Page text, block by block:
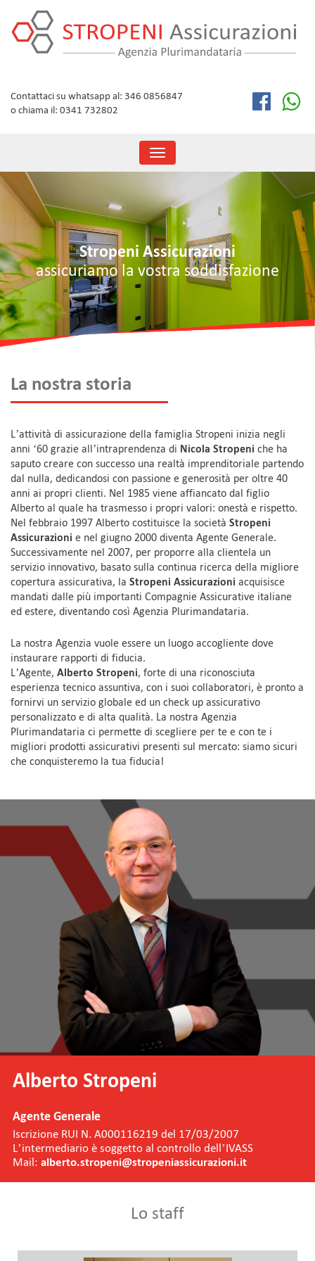
content
Contattaci su whatsapp al: 346 0856847
o chiama il: 0341 732802
Toggle
navigation
Stropeni Assicurazioni
assicuriamo la vostra soddisfazione
La nostra storia
L’attività di assicurazione della famiglia Stropeni inizia negli
anni ‘60 grazie all’intraprendenza di Nicola Stropeni che ha
saputo creare con successo una realtà imprenditoriale partendo
dal nulla, dedicandosi con passione e generosità per oltre 40
anni ai propri clienti. Nel 1985 viene affiancato dal figlio
Alberto al quale ha trasmesso i propri valori: onestà e rispetto.
Nel febbraio 1997 Alberto costituisce la società Stropeni
Assicurazioni e nel giugno 2000 diventa Agente Generale.
Successivamente nel 2007, per proporre alla clientela un
servizio innovativo, basato sulla continua ricerca della migliore
copertura assicurativa, la Stropeni Assicurazioni acquisisce
mandati dalle più importanti Compagnie Assicurative italiane
ed estere, diventando così Agenzia Plurimandataria.
La nostra Agenzia vuole essere un luogo accogliente dove
instaurare rapporti di fiducia.
L’Agente, Alberto Stropeni, forte di una riconosciuta
esperienza tecnico assuntiva, con i suoi collaboratori, è pronto a
fornirvi un servizio globale ed un check up assicurativo
personalizzato e di alta qualità. La nostra Agenzia
Plurimandataria ci permette di scegliere per te e con te i
migliori prodotti assicurativi presenti sul mercato: siamo sicuri
che conquisteremo la tua fiducia!
Alberto Stropeni
Agente Generale
Iscrizione RUI N. A000116219 del 17/03/2007
L’intermediario è soggetto al controllo dell’IVASS
Mail: alberto.stropeni@stropeniassicurazioni.it
Lo staff